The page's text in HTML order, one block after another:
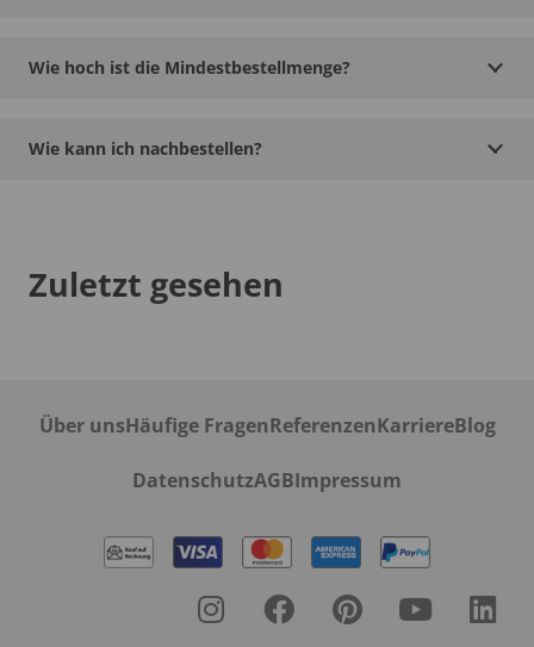
Wie hoch ist die Mindestbestellmenge?
Wie kann ich nachbestellen?
Zuletzt gesehen
Über unsHäufige FragenReferenzenKarriereBlog
DatenschutzAGBImpressum